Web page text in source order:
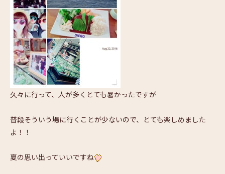
久々に行って、人が多くとても暑かったですが
普段そういう場に行くことが少ないので、とても楽しめました
よ！！
夏の思い出っていいですね